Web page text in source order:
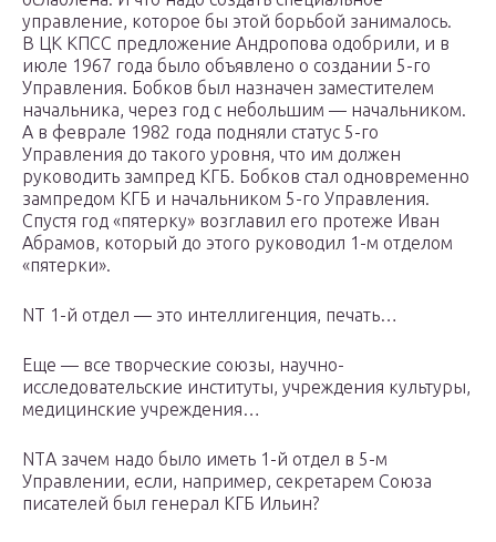
управление, которое бы этой борьбой занималось.
В ЦК КПСС предложение Андропова одобрили, и в
июле 1967 года было объявлено о создании 5-го
Управления. Бобков был назначен заместителем
начальника, через год с небольшим — начальником.
А в феврале 1982 года подняли статус 5-го
Управления до такого уровня, что им должен
руководить зампред КГБ. Бобков стал одновременно
зампредом КГБ и начальником 5-го Управления.
Спустя год «пятерку» возглавил его протеже Иван
Абрамов, который до этого руководил 1-м отделом
«пятерки».
NT 1-й отдел — это интеллигенция, печать…
Еще — все творческие союзы, научно-
исследовательские институты, учреждения культуры,
медицинские учреждения…
NTА зачем надо было иметь 1-й отдел в 5-м
Управлении, если, например, секретарем Союза
писателей был генерал КГБ Ильин?